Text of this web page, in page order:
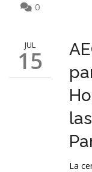
0
JUL
15
La